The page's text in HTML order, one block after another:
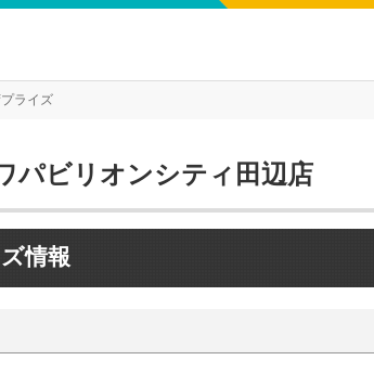
ライズ
パビリオンシティ田辺店
情報